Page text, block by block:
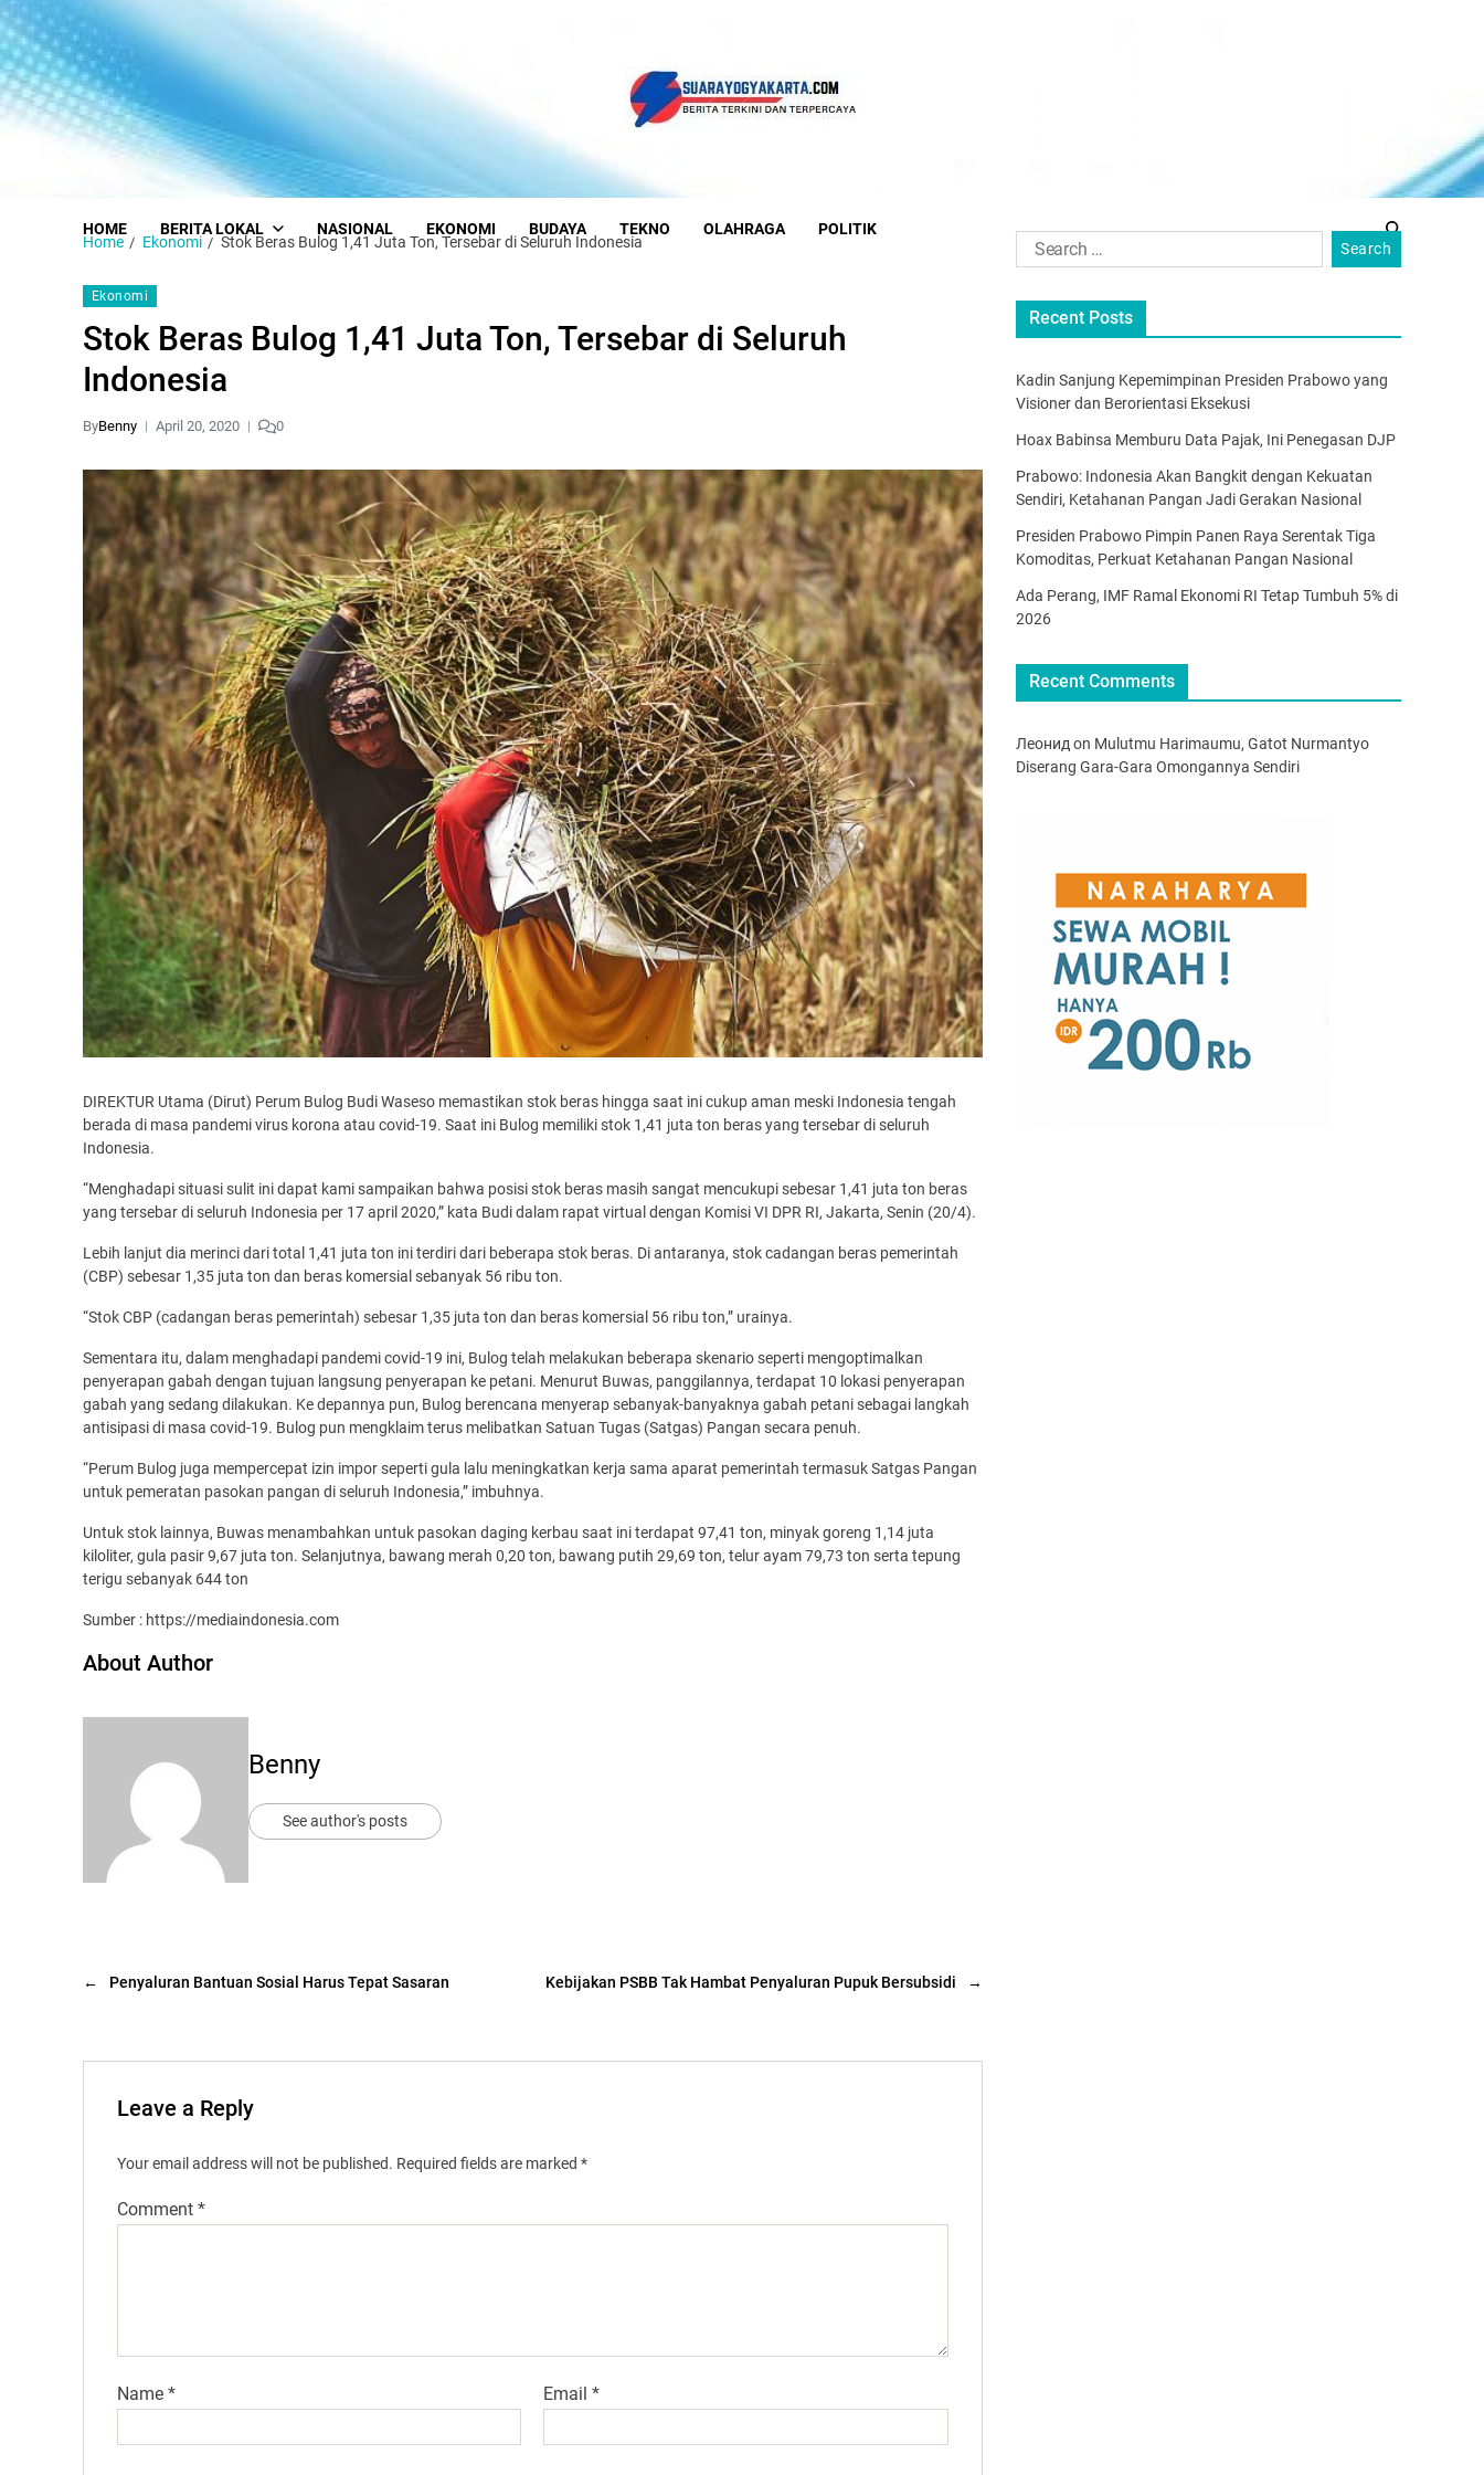
HOME BERITA LOKAL NASIONAL EKONOMI BUDAYA TEKNO OLAHRAGA POLITIK
Home Ekonomi Stok Beras Bulog 1,41 Juta Ton, Tersebar di Seluruh Indonesia
Ekonomi
Stok Beras Bulog 1,41 Juta Ton, Tersebar di Seluruh
Indonesia
ByBenny April 20, 2020 0
DIREKTUR Utama (Dirut) Perum Bulog Budi Waseso memastikan stok beras hingga saat ini cukup aman meski Indonesia tengah
berada di masa pandemi virus korona atau covid-19. Saat ini Bulog memiliki stok 1,41 juta ton beras yang tersebar di seluruh
Indonesia.
“Menghadapi situasi sulit ini dapat kami sampaikan bahwa posisi stok beras masih sangat mencukupi sebesar 1,41 juta ton beras
yang tersebar di seluruh Indonesia per 17 april 2020,” kata Budi dalam rapat virtual dengan Komisi VI DPR RI, Jakarta, Senin (20/4).
Lebih lanjut dia merinci dari total 1,41 juta ton ini terdiri dari beberapa stok beras. Di antaranya, stok cadangan beras pemerintah
(CBP) sebesar 1,35 juta ton dan beras komersial sebanyak 56 ribu ton.
“Stok CBP (cadangan beras pemerintah) sebesar 1,35 juta ton dan beras komersial 56 ribu ton,” urainya.
Sementara itu, dalam menghadapi pandemi covid-19 ini, Bulog telah melakukan beberapa skenario seperti mengoptimalkan
penyerapan gabah dengan tujuan langsung penyerapan ke petani. Menurut Buwas, panggilannya, terdapat 10 lokasi penyerapan
gabah yang sedang dilakukan. Ke depannya pun, Bulog berencana menyerap sebanyak-banyaknya gabah petani sebagai langkah
antisipasi di masa covid-19. Bulog pun mengklaim terus melibatkan Satuan Tugas (Satgas) Pangan secara penuh.
“Perum Bulog juga mempercepat izin impor seperti gula lalu meningkatkan kerja sama aparat pemerintah termasuk Satgas Pangan
untuk pemeratan pasokan pangan di seluruh Indonesia,” imbuhnya.
Untuk stok lainnya, Buwas menambahkan untuk pasokan daging kerbau saat ini terdapat 97,41 ton, minyak goreng 1,14 juta
kiloliter, gula pasir 9,67 juta ton. Selanjutnya, bawang merah 0,20 ton, bawang putih 29,69 ton, telur ayam 79,73 ton serta tepung
terigu sebanyak 644 ton
Sumber : https://mediaindonesia.com
About Author
Benny
See author's posts
← Penyaluran Bantuan Sosial Harus Tepat Sasaran →
Kebijakan PSBB Tak Hambat Penyaluran Pupuk Bersubsidi
Leave a Reply
Your email address will not be published. Required fields are marked *
Comment *
Name * Email*
Recent Posts
Kadin Sanjung Kepemimpinan Presiden Prabowo yang
Visioner dan Berorientasi Eksekusi
Hoax Babinsa Memburu Data Pajak, Ini Penegasan DJP
Prabowo: Indonesia Akan Bangkit dengan Kekuatan
Sendiri, Ketahanan Pangan Jadi Gerakan Nasional
Presiden Prabowo Pimpin Panen Raya Serentak Tiga
Komoditas, Perkuat Ketahanan Pangan Nasional
Ada Perang, IMF Ramal Ekonomi RI Tetap Tumbuh 5% di
2026
Recent Comments
Леонид on Mulutmu Harimaumu, Gatot Nurmantyo
Diserang Gara-Gara Omongannya Sendiri